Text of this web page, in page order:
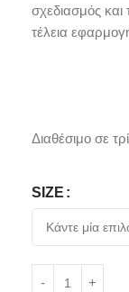
σχεδιασμός και
τέλεια
Διαθέσιμο σε
SIZE